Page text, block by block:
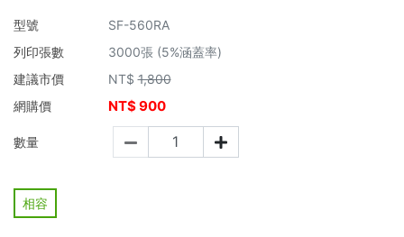
型號
SF-560RA
列印張數
3000張 (5%涵蓋率)
建議市價
NT$ 1,800
網購價
NT$900
數量
相容